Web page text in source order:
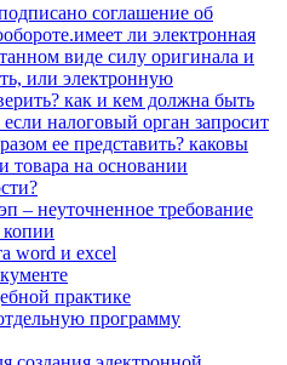
соглашение об
ли электронная
виде силу оригинала и
или электронную
как и кем должна быть
если налоговый орган запросит
ее представить? каковы
товара на основании
– неуточненное требование
word и excel
практике
программу